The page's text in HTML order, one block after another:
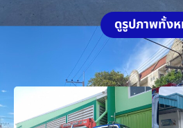
ดูรูปภาพทั้ง